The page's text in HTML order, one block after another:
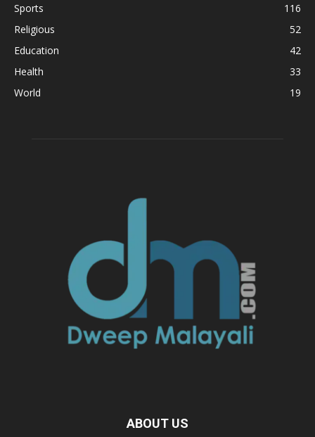
Sports
116
Religious
52
Education
42
Health
33
World
19
ABOUT US